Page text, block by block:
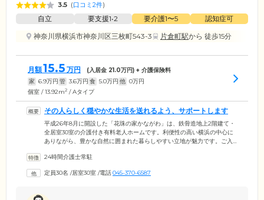
3.5 (口コミ2件)
自立 要支援1•2 要介護1〜5
認知症可
神奈川県横浜市神奈川区三枚町543-3
片倉町駅から 徒歩15分
月額15.5 万円 (入居金 21.0万円) + 介護保険料
家 6.9万円 管 3.6万円 食 5.0万円 他 0万円
個室 / 13.92m2 / Aタイプ
その人らしく穏やかな生活を送れるよう、サポートします
平成26年8月に開設した「花珠の家かながわ」は、鉄骨造地上2階建て・
全居室30室の介護付き有料老人ホームです。利便性の高い横浜の中心に
ありながら、豊かな自然に囲まれた暮らしやすい立地が魅力です。ご入
を送れるようお手伝いしています。毎日のお食事は、高齢者に必要な栄
も一工夫。クリスマスなど、イベント時にはちょっと贅沢な特別食もご
24時間介護士常駐
定員30名 /居室30室 /電話045-370-6587